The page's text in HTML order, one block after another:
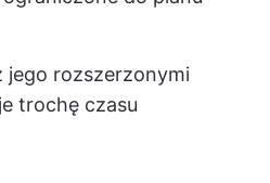
jego rozszerzonymi
trochę czasu